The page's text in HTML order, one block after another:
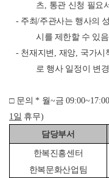
츠, 통관 신청 필요
- 주최/주관사는 행사의
시를 제한할 수 있음
- 천재지변 , 재앙, 국가시
로 행사 일정이 변
□ 문의 * 월~금
1일 휴무)
담당부서
한복진흥센터
한복문화산업팀